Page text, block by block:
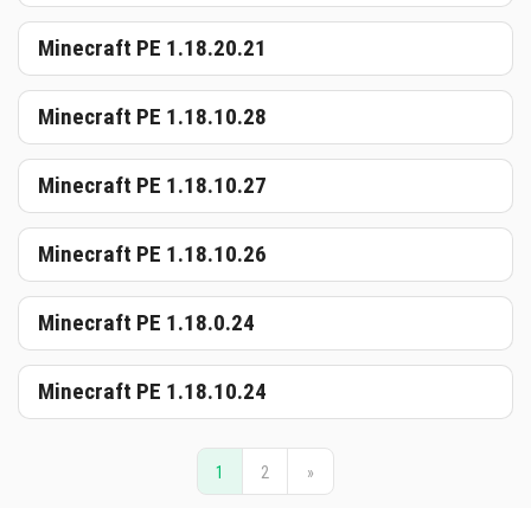
Minecraft PE 1.18.20.21
Minecraft PE 1.18.10.28
Minecraft PE 1.18.10.27
Minecraft PE 1.18.10.26
Minecraft PE 1.18.0.24
Minecraft PE 1.18.10.24
1 2 »